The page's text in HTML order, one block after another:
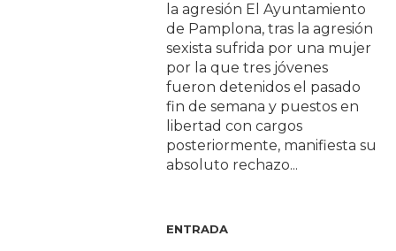
la agresión El Ayuntamiento
de Pamplona, tras la agresión
sexista sufrida por una mujer
por la que tres jóvenes
fueron detenidos el pasado
fin de semana y puestos en
libertad con cargos
posteriormente, manifiesta su
absoluto rechazo...
ENTRADA